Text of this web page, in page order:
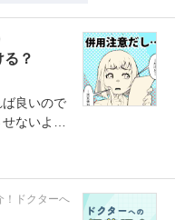
？
ば良いので
ないよう
！ドクターへ